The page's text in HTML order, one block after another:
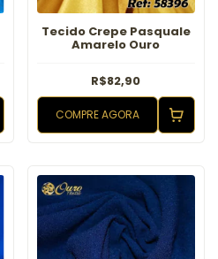
Tecido Crepe Pasquale
Amarelo Ouro
R$82,90
COMPRE AGORA